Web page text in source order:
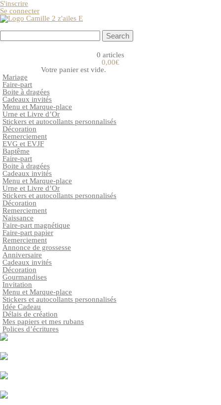
S'inscrire
Se connecter
0 articles
0,00€
Votre panier est vide.
Mariage
Faire-part
Boite à dragées
Cadeaux invités
Menu et Marque-place
Urne et Livre d’Or
Stickers et autocollants personnalisés
Décoration
Remerciement
EVG et EVJF
Baptême
Faire-part
Boite à dragées
Cadeaux invités
Menu et Marque-place
Urne et Livre d’Or
Stickers et autocollants personnalisés
Décoration
Remerciement
Naissance
Faire-part magnétique
Faire-part papier
Remerciement
Annonce de grossesse
Anniversaire
Cadeaux invités
Décoration
Gourmandises
Invitation
Menu et Marque-place
Stickers et autocollants personnalisés
Idée Cadeau
Délais de création
Mes papiers et mes rubans
Polices d’écritures